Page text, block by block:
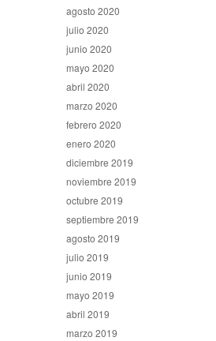
agosto 2020
julio 2020
junio 2020
mayo 2020
abril 2020
marzo 2020
febrero 2020
enero 2020
diciembre 2019
noviembre 2019
octubre 2019
septiembre 2019
agosto 2019
julio 2019
junio 2019
mayo 2019
abril 2019
marzo 2019